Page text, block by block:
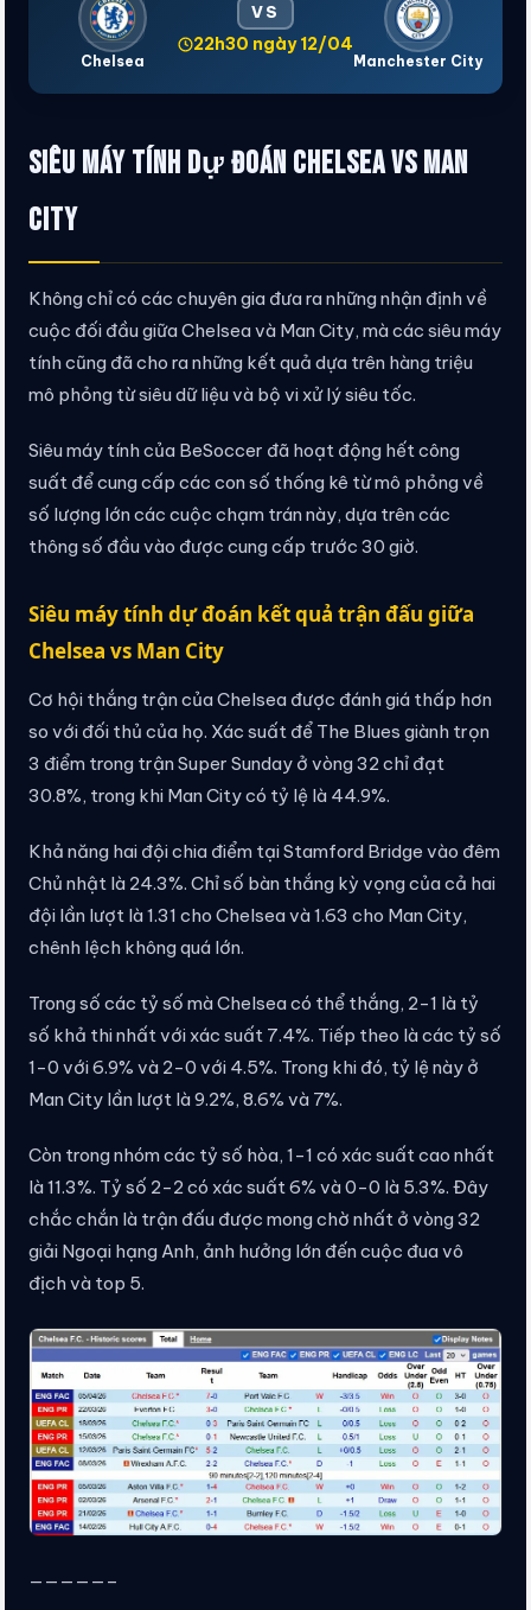
Chelsea
VS
22h30 ngày 12/04
Manchester City
Siêu máy tính dự đoán Chelsea vs Man
City
Không chỉ có các chuyên gia đưa ra những nhận định về
cuộc đối đầu giữa Chelsea và Man City, mà các siêu máy
tính cũng đã cho ra những kết quả dựa trên hàng triệu
mô phỏng từ siêu dữ liệu và bộ vi xử lý siêu tốc.
Siêu máy tính của BeSoccer đã hoạt động hết công
suất để cung cấp các con số thống kê từ mô phỏng về
số lượng lớn các cuộc chạm trán này, dựa trên các
thông số đầu vào được cung cấp trước 30 giờ.
Siêu máy tính dự đoán kết quả trận đấu giữa
Chelsea vs Man City
Cơ hội thắng trận của Chelsea được đánh giá thấp hơn
so với đối thủ của họ. Xác suất để The Blues giành trọn
3 điểm trong trận Super Sunday ở vòng 32 chỉ đạt
30.8%, trong khi Man City có tỷ lệ là 44.9%.
Khả năng hai đội chia điểm tại Stamford Bridge vào đêm
Chủ nhật là 24.3%. Chỉ số bàn thắng kỳ vọng của cả hai
đội lần lượt là 1.31 cho Chelsea và 1.63 cho Man City,
chênh lệch không quá lớn.
Trong số các tỷ số mà Chelsea có thể thắng, 2-1 là tỷ
số khả thi nhất với xác suất 7.4%. Tiếp theo là các tỷ số
1-0 với 6.9% và 2-0 với 4.5%. Trong khi đó, tỷ lệ này ở
Man City lần lượt là 9.2%, 8.6% và 7%.
Còn trong nhóm các tỷ số hòa, 1-1 có xác suất cao nhất
là 11.3%. Tỷ số 2-2 có xác suất 6% và 0-0 là 5.3%. Đây
chắc chắn là trận đấu được mong chờ nhất ở vòng 32
giải Ngoại hạng Anh, ảnh hưởng lớn đến cuộc đua vô
địch và top 5.
—————–